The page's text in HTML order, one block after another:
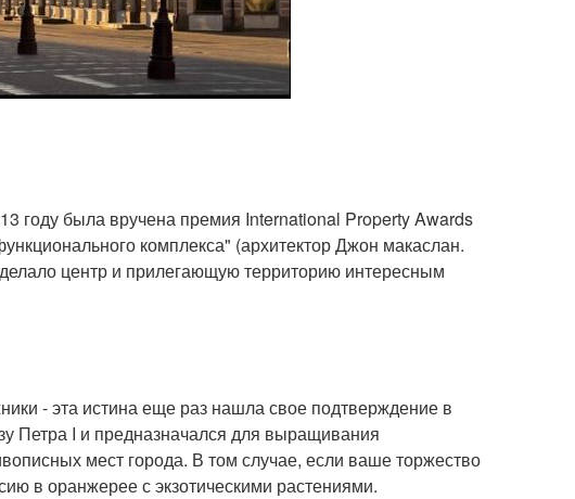
году была вручена премия International Property Awards
комплекса" (архитектор Джон макаслан.
центр и прилегающую территорию интересным
- эта истина еще раз нашла свое подтверждение в
Петра I и предназначался для выращивания
мест города. В том случае, если ваше торжество
в оранжерее с экзотическими растениями.